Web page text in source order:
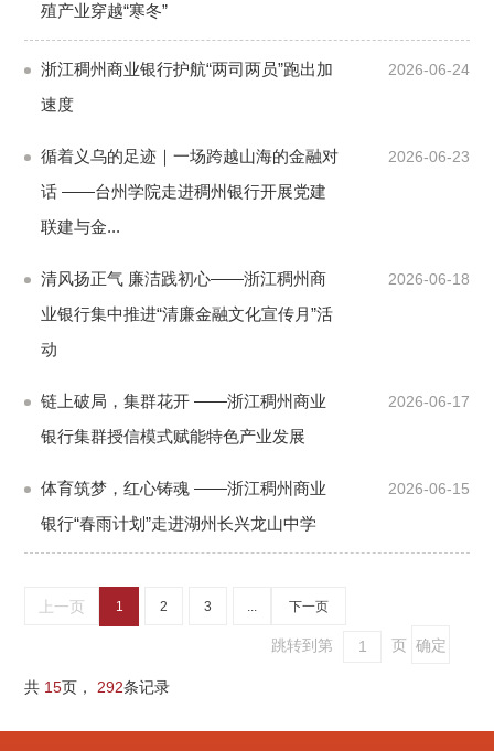
殖产业穿越“寒冬”
浙江稠州商业银行护航“两司两员”跑出加
速度
2026-06-24
循着义乌的足迹｜一场跨越山海的金融对
话 ——台州学院走进稠州银行开展党建
联建与金...
2026-06-23
清风扬正气 廉洁践初心——浙江稠州商
业银行集中推进“清廉金融文化宣传月”活
动
2026-06-18
链上破局，集群花开 ——浙江稠州商业
银行集群授信模式赋能特色产业发展
2026-06-17
体育筑梦，红心铸魂 ——浙江稠州商业
银行“春雨计划”走进湖州长兴龙山中学
2026-06-15
上一页 1 2 3 下一页
跳转到第 页
共 15页， 292条记录